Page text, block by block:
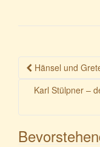
Hänsel und
Karl Stülpner –